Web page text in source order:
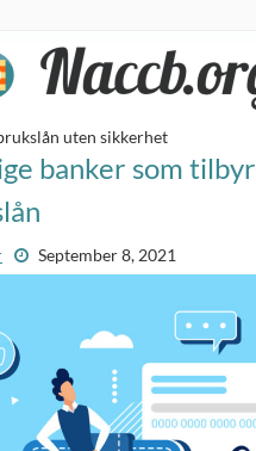
uten sikkerhet
banker som tilbyr
September 8, 2021